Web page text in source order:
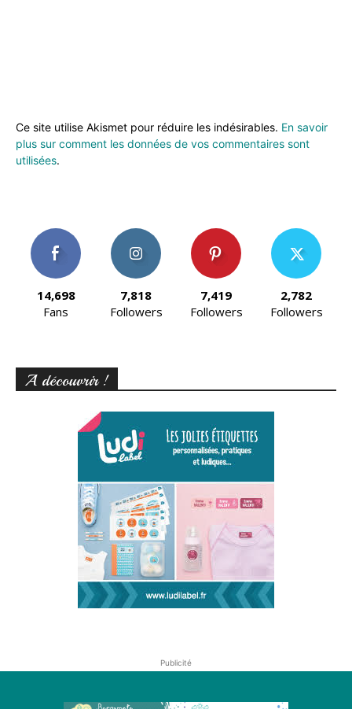
Ce site utilise Akismet pour réduire les indésirables. En savoir
plus sur comment les données de vos commentaires sont
utilisées.
14,698
Fans
7,818
Followers
7,419
Followers
2,782
Followers
A découvrir !
Publicité